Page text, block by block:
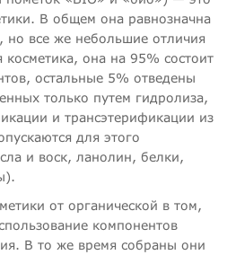
В общем она равнозначна
но все же небольшие отличия
косметика, она на 95% состоит
остальные 5% отведены
только путем гидролиза,
и трансэтерификации из
для этого
и воск, ланолин, белки,
от органической в том,
компонентов
В то же время собраны они